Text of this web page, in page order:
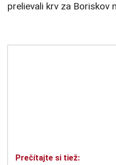
prelievali krv za Boriskov